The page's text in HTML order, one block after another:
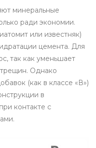
минеральные
ради экономии.
или известняк)
цемента. Для
так как уменьшает
Однако
(как в классе «В»)
в
контакте с